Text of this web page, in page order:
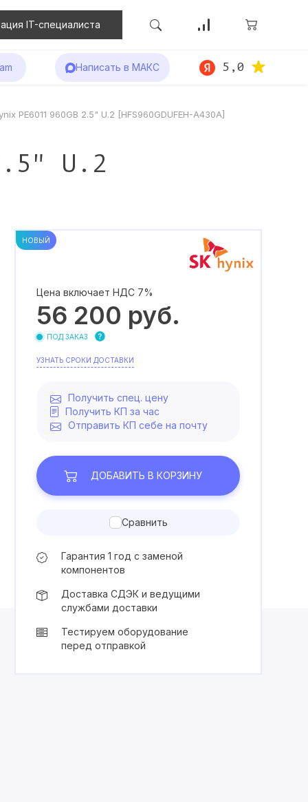
IT-специалиста
Написать в МАКС 5,0
PE6011 960GB 2.5" U.2 [HFS960GDUFEH-A430A]
U.2
НОВЫЙ
Цена включает НДС 7%
56 200 руб.
ПОД ЗАКАЗ
УЗНАТЬ СРОКИ ДОСТАВКИ
Получить спец. цену
Получить КП за час
Отправить КП себе на почту
ДОБАВИТЬ В КОРЗИНУ
Сравнить
Гарантия 1 год с заменой
компонентов
Доставка СДЭК и ведущими
службами доставки
Тестируем оборудование
перед отправкой